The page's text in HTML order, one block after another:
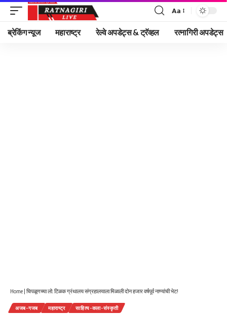
Font
Resizer
Aa
ब्रेकिंग न्यूज महाराष्ट्र रेल्वे अपडेट्स & ट्रॅव्हल रत्नागिरी अपडेट्स
Home | चिपळूणच्या लो. टिळक ग्रंथालय संग्रहालयाला मिळाली दोन हजार वर्षपूर्व नाण्यांची भेट!
अजब-गजब महाराष्ट्र साहित्य-कला-संस्कृती